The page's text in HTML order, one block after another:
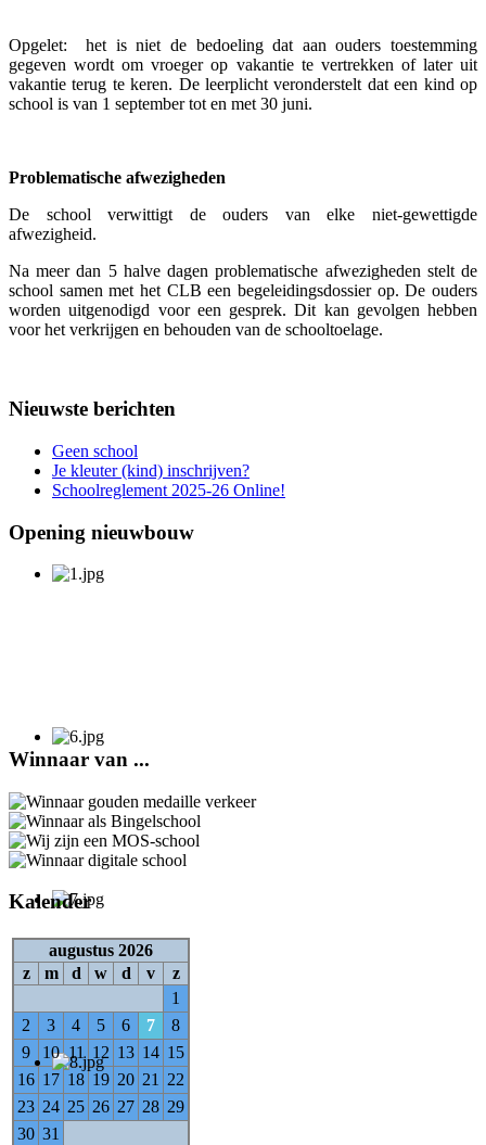
Opgelet: het is niet de bedoeling dat aan ouders toestemming
gegeven wordt om vroeger op vakantie te vertrekken of later uit
vakantie terug te keren. De leerplicht veronderstelt dat een kind op
school is van 1 september tot en met 30 juni.
Problematische afwezigheden
De school verwittigt de ouders van elke niet-gewettigde
afwezigheid.
Na meer dan 5 halve dagen problematische afwezigheden stelt de
school samen met het CLB een begeleidingsdossier op. De ouders
worden uitgenodigd voor een gesprek. Dit kan gevolgen hebben
voor het verkrijgen en behouden van de schooltoelage.
Nieuwste berichten
Geen school
Je kleuter (kind) inschrijven?
Schoolreglement 2025-26 Online!
Opening nieuwbouw
Winnaar van ...
Kalender
augustus 2026
z
m d w d v
z
1
2
3 4 5 6 7
8
9
10 11 12 13 14 15
16 17 18 19 20 21
22
23 24 25 26 27 28 29
30 31